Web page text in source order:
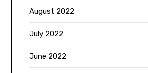
August 2022
July 2022
June 2022